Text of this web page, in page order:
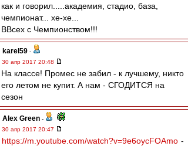
как и говорил.....академия, стадио, база,
чемпионат... хе-хе...
ВВсех с Чемпионством!!!
karel59 -
30 апр 2017 20:48
На классе! Промес не забил - к лучшему, никто
его летом не купит. А нам - СГОДИТСЯ на
сезон
Alex Green -
30 апр 2017 20:47
https://m.youtube.com/watch?v=9e6oycFOAmo -